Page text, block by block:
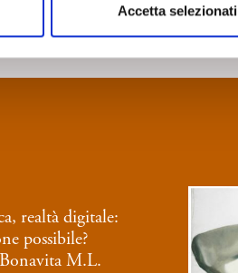
Accetta selezionati
realtà digitale:
possibile?
M.L.